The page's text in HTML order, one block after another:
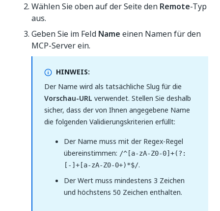
Wählen Sie oben auf der Seite den Remote-Typ
aus.
Geben Sie im Feld Name einen Namen für den
MCP-Server ein.
HINWEIS:
Der Name wird als tatsächliche Slug für die
Vorschau-URL verwendet. Stellen Sie deshalb
sicher, dass der von Ihnen angegebene Name
die folgenden Validierungskriterien erfüllt:
Der Name muss mit der Regex-Regel
übereinstimmen: /^[a-zA-Z0-0]+(?:
[-]+[a-zA-Z0-0+)*$/.
Der Wert muss mindestens 3 Zeichen
und höchstens 50 Zeichen enthalten.